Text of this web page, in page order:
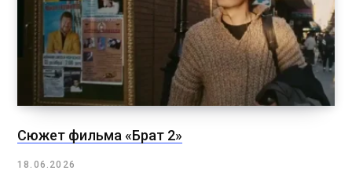
Сюжет фильма «Брат 2»
18.06.2026